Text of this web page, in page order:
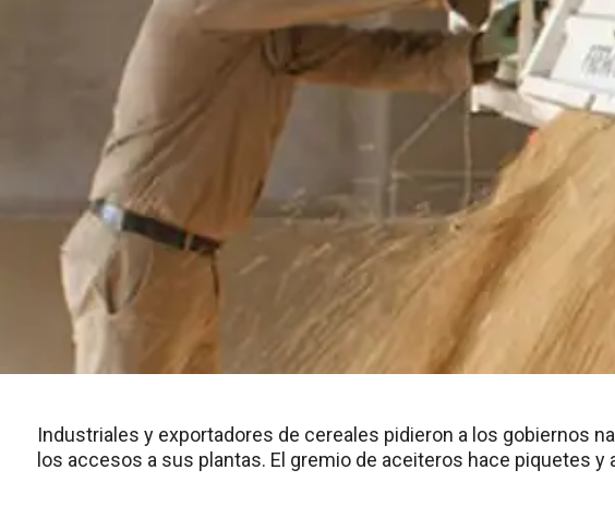
Industriales y exportadores de cereales pidieron a los gobiernos
los accesos a sus plantas. El gremio de aceiteros hace piquetes y